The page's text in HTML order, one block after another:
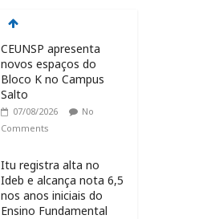
CEUNSP apresenta
novos espaços do
Bloco K no Campus
Salto
07/08/2026
No
Comments
Itu registra alta no
Ideb e alcança nota 6,5
nos anos iniciais do
Ensino Fundamental